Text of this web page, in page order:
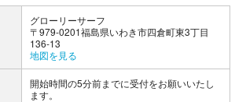
グローリーサーフ
〒979-0201福島県いわき市四倉町東3丁目
136-13
地図を見る
開始時間の5分前までに受付をお願いいたし
ます。